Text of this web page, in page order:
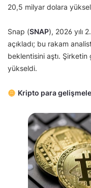
20,5 milyar dolara
Snap (SNAP), 2026 yılı
açıkladı; bu rakam
beklentisini aştı. Şirketin
yükseldi.
Kripto para